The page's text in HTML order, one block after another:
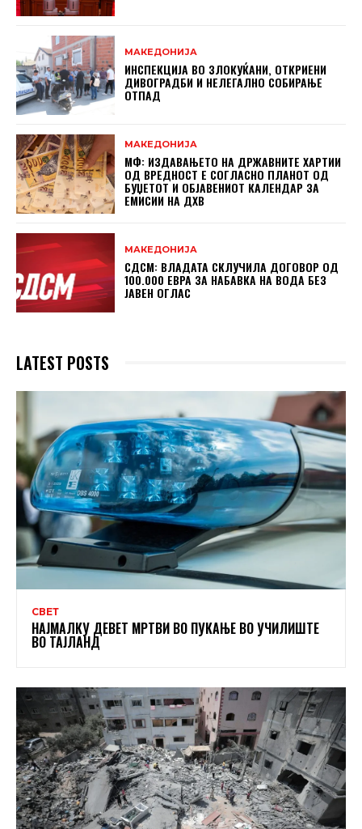
МАКЕДОНИЈА
ИНСПЕКЦИЈА ВО ЗЛОКУЌАНИ, ОТКРИЕНИ
ДИВОГРАДБИ И НЕЛЕГАЛНО СОБИРАЊЕ
ОТПАД
МАКЕДОНИЈА
МФ: ИЗДАВАЊЕТО НА ДРЖАВНИТЕ ХАРТИИ
ОД ВРЕДНОСТ Е СОГЛАСНО ПЛАНОТ ОД
БУЏЕТОТ И ОБЈАВЕНИОТ КАЛЕНДАР ЗА
ЕМИСИИ НА ДХВ
МАКЕДОНИЈА
СДСМ: ВЛАДАТА СКЛУЧИЛА ДОГОВОР ОД
100.000 ЕВРА ЗА НАБАВКА НА ВОДА БЕЗ
ЈАВЕН ОГЛАС
LATEST POSTS
СВЕТ
НАЈМАЛКУ ДЕВЕТ МРТВИ ВО ПУКАЊЕ ВО УЧИЛИШТЕ
ВО ТАЈЛАНД